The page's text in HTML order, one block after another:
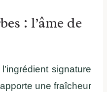
: l’âme de
signature
une fraîcheur